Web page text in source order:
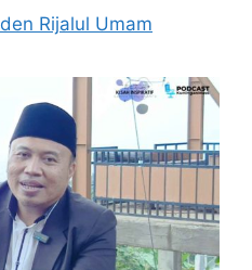
Rijalul Umam